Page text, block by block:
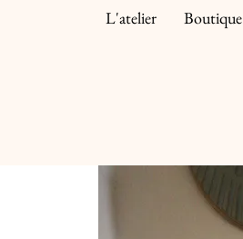
L'atelier Boutique